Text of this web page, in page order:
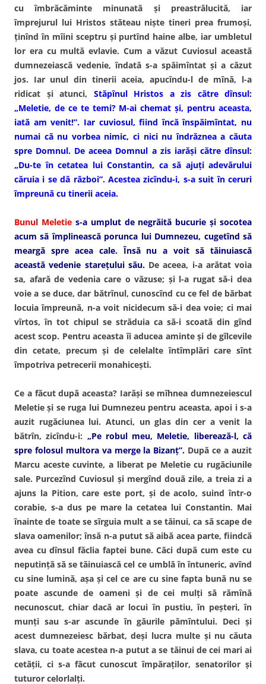
cu îmbrăcăminte minunată şi preastrălucită, iar
împrejurul lui Hristos stăteau nişte tineri prea frumoşi,
ţinînd în mîini sceptru şi purtînd haine albe, iar umbletul
lor era cu multă evlavie. Cum a văzut Cuviosul această
dumnezeiască vedenie, îndată s-a spăimîntat şi a căzut
jos. Iar unul din tinerii aceia, apucîndu-l de mînă, l-a
ridicat şi atunci, Stăpînul Hristos a zis către dînsul:
„Meletie, de ce te temi? M-ai chemat şi, pentru aceasta,
iată am venit!”. Iar cuviosul, fiind încă înspăimîntat, nu
numai că nu vorbea nimic, ci nici nu îndrăznea a căuta
spre Domnul. De aceea Domnul a zis iarăşi către dînsul:
„Du-te în cetatea lui Constantin, ca să ajuţi adevărului
căruia i se dă război”. Acestea zicîndu-i, s-a suit în ceruri
împreună cu tinerii aceia.
Bunul Meletie s-a umplut de negrăită bucurie şi socotea
acum să împlinească porunca lui Dumnezeu, cugetînd să
meargă spre acea cale. Însă nu a voit să tăinuiască
această vedenie stareţului său.De aceea, i-a arătat voia
sa, afară de vedenia care o văzuse; şi l-a rugat să-i dea
voie a se duce, dar bătrînul, cunoscînd cu ce fel de bărbat
locuia împreună, n-a voit nicidecum să-i dea voie; ci mai
vîrtos, în tot chipul se străduia ca să-i scoată din gînd
acest scop. Pentru aceasta îi aducea aminte şi de gîlcevile
din cetate, precum şi de celelalte întîmplări care sînt
împotriva petrecerii monahiceşti.
Ce a făcut după aceasta? Iarăşi se mîhnea dumnezeiescul
Meletie şi se ruga lui Dumnezeu pentru aceasta, apoi i s-a
auzit rugăciunea lui. Atunci, un glas din cer a venit la
bătrîn, zicîndu-i: „Pe robul meu, Meletie, liberează-l, că
spre folosul multora va merge la Bizanţ”. După ce a auzit
Marcu aceste cuvinte, a liberat pe Meletie cu rugăciunile
sale. Purcezînd Cuviosul şi mergînd două zile, a treia zi a
ajuns la Pition, care este port, şi de acolo, suind într-o
corabie, s-a dus pe mare la cetatea lui Constantin. Mai
înainte de toate se sîrguia mult a se tăinui, ca să scape de
slava oamenilor; însă n-a putut să aibă acea parte, fiindcă
avea cu dînsul făclia faptei bune. Căci după cum este cu
neputinţă să se tăinuiască cel ce umblă în întuneric, avînd
cu sine lumină, aşa şi cel ce are cu sine fapta bună nu se
poate ascunde de oameni şi de cei mulţi să rămînă
necunoscut, chiar dacă ar locui în pustiu, în peşteri, în
munţi sau s-ar ascunde în găurile pămîntului. Deci şi
acest dumnezeiesc bărbat, deşi lucra multe şi nu căuta
slava, cu toate acestea n-a putut a se tăinui de cei mari ai
cetăţii, ci s-a făcut cunoscut împăraţilor, senatorilor şi
tuturor celorlalţi.